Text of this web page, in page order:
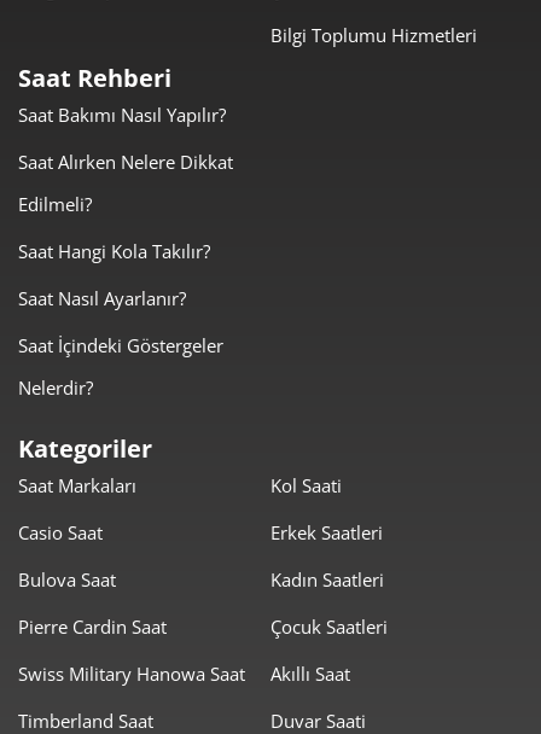
Bilgi Toplumu Hizmetleri
Saat Rehberi
Saat Bakımı Nasıl Yapılır?
Saat Alırken Nelere Dikkat
Edilmeli?
Saat Hangi Kola Takılır?
Saat Nasıl Ayarlanır?
Saat İçindeki Göstergeler
Nelerdir?
Kategoriler
Saat Markaları
Casio Saat
Bulova Saat
Pierre Cardin Saat
Swiss Military Hanowa Saat
Timberland Saat
Kol Saati
Erkek Saatleri
Kadın Saatleri
Çocuk Saatleri
Akıllı Saat
Duvar Saati